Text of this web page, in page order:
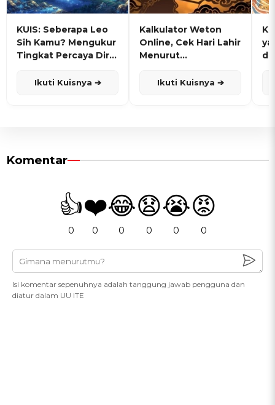
KUIS: Seberapa Leo
Sih Kamu? Mengukur
Tingkat Percaya Diri
Ikuti Kuisnya ➔
Kalkulator Weton
Online, Cek Hari Lahir
Menurut
Ikuti Kuisnya ➔
Komentar
👍
0
❤️
0
😂
0
😧
0
😭
0
😡
0
Isi komentar sepenuhnya adalah tanggung jawab pengguna dan
diatur dalam UU ITE